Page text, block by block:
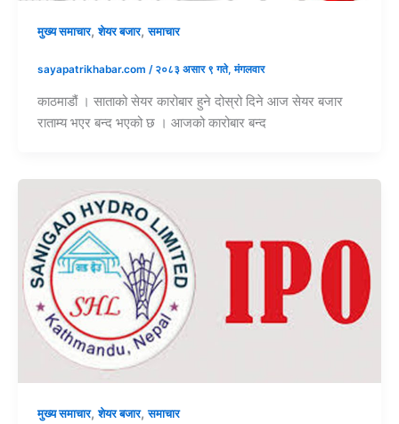
मुख्य समाचार,शेयर बजार,समाचार
sayapatrikhabar.com / २०८३ असार ९ गते, मंगलवार
काठमाडौं । साताको सेयर कारोबार हुने दोस्रो दिने आज सेयर बजार
राताम्य भएर बन्द भएको छ । आजको कारोबार बन्द
मुख्य समाचार,शेयर बजार,समाचार